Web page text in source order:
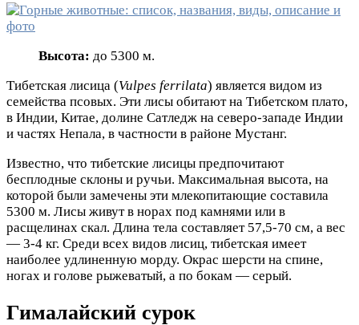
Высота: до 5300 м.
Тибетская лисица (Vulpes ferrilata) является видом из
семейства псовых. Эти лисы обитают на Тибетском плато,
в Индии, Китае, долине Сатледж на северо-западе Индии
и частях Непала, в частности в районе Мустанг.
Известно, что тибетские лисицы предпочитают
бесплодные склоны и ручьи. Максимальная высота, на
которой были замечены эти млекопитающие составила
5300 м. Лисы живут в норах под камнями или в
расщелинах скал. Длина тела составляет 57,5-70 см, а вес
— 3-4 кг. Среди всех видов лисиц, тибетская имеет
наиболее удлиненную морду. Окрас шерсти на спине,
ногах и голове рыжеватый, а по бокам — серый.
Гималайский сурок